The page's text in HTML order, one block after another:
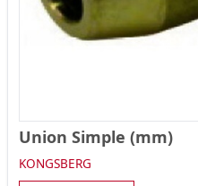
Union Simple (mm)
KONGSBERG